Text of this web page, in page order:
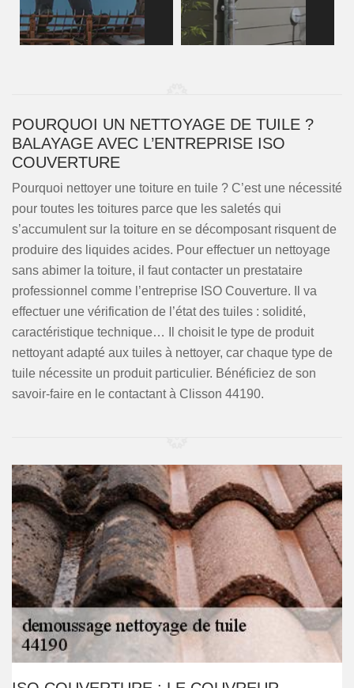
POURQUOI UN NETTOYAGE DE TUILE ?
BALAYAGE AVEC L’ENTREPRISE ISO
COUVERTURE
Pourquoi nettoyer une toiture en tuile ? C’est une nécessité
pour toutes les toitures parce que les saletés qui
s’accumulent sur la toiture en se décomposant risquent de
produire des liquides acides. Pour effectuer un nettoyage
sans abimer la toiture, il faut contacter un prestataire
professionnel comme l’entreprise ISO Couverture. Il va
effectuer une vérification de l’état des tuiles : solidité,
caractéristique technique… Il choisit le type de produit
nettoyant adapté aux tuiles à nettoyer, car chaque type de
tuile nécessite un produit particulier. Bénéficiez de son
savoir-faire en le contactant à Clisson 44190.